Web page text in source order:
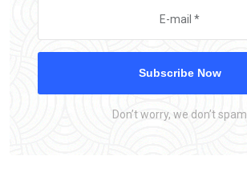
Subscribe Now
Don’t worry, we don’t spam